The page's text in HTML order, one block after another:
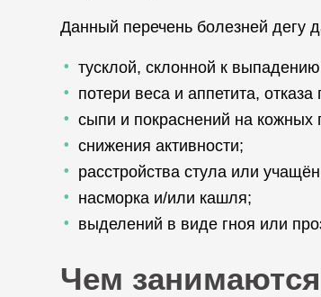
Данный перечень болезней дегу
тусклой, склонной к
потери веса и аппетита,
сыпи и покраснений на кожных
снижения активности;
расстройства стула или
насморка и/или кашля;
выделений в виде гноя или
Чем